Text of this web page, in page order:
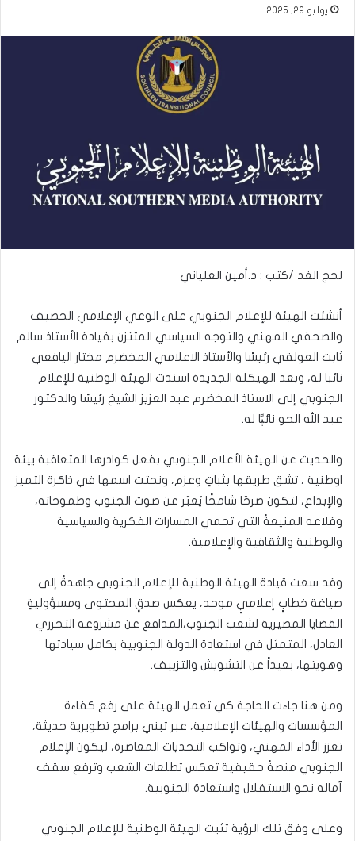
يوليو 29, 2025
لحج الغد /كتب : د.أمين العلياني
أنشئت الهيئة للإعلام الجنوبي على الوعي الإعلامي الحصيف
والصحفي المهني والتوجه السياسي المتتزن بقيادة الأستاذ سالم
ثابت العولقي رئيسًا والأستاذ الاعلامي المخضرم مختار اليافعي
نائبا له، وبعد الهيكلة الجديدة اسندت الهيئة الوطنية للإعلام
الجنوبي إلى الاستاذ المخضرم عبد العزيز الشيخ رئيسًا والدكتور
عبد الله الحو نائپًا له.
والحديث عن الهيئة الأعلام الجنوبي بفعل كوادرها المتعاقبة ييئة
اوطنية ، تشق طريقها بثباتٍ وعزم، ونحتت اسمها في ذاكرة التميز
والإبداع، لتكون صرحّا شامخًا يُعبّر عن صوت الجنوب وطموحاته،
وقلاعه المنيعةً التي تحمي المسارات الفكرية والسياسية
والوطنية والثقافية والإعلامية.
وقد سعت قيادة الهيئة الوطنية للإعلام الجنوبي جاهدةً إلى
صياغة خطابٍ إعلاميٍ موحد، يعكس صدقٍ المحتوى ومسؤوليةٍ
القضايا المصيرية لشعب الجنوب،المدافع عن مشروعه التحرري
العادل، المتمثل في استعادة الدولة الجنوبية بكامل سيادتها
وهويتها، بعيداً عن التشويش والتزييف.
ومن هنا جاءت الحاجة كي تعمل الهيئة على رفع كفاءة
المؤسسات والهيئات الإعلامية، عبر تبني برامج تطويرية حديثة،
تعزز الأداء المهني، وتواكب التحديات المعاصرة، ليكون الإعلام
الجنوبي منصةً حقيقية تعكس تطلعات الشعب وترفع سقف
آماله نحو الاستقلال واستعادة الجنوبية.
وعلى وفق تلك الرؤية تثبت الهيئة الوطنية للإعلام الجنوبي